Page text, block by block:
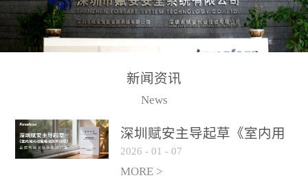
剧院、会议展览中心、体
育馆、大型仓库和隧道空
间等，其建筑结构特殊、
火灾隐患多。一旦发生火
传统的火灾关测器无法被
及时缺发，不能及早发现
和有效扑救火火，这不仅
后向光电感烟探测技术、
高可靠的系统抗干扰技术
等多项专利技术和专有技
警领域三十多年技术积累
和工程实践的结晶。
新闻资讯
News
深圳赋安主导起草《室内用
光动能电池技术规程》 正式
布局光伏新能源产业
2026 - 01 - 07
MORE >